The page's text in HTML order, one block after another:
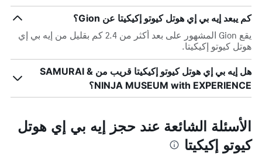
كم يبعد إيه بي إي هوتل كيوتو إكيكيتا عن Gion؟
يقع Gion المشهور على بعد أكثر من 2.4 كم بقليل من إيه بي إي
هوتل كيوتو إكيكيتا.
هل إيه بي إي هوتل كيوتو إكيكيتا قريب من SAMURAI &
NINJA MUSEUM with EXPERIENCE؟
الأسئلة الشائعة عند حجز إيه بي إي هوتل
كيوتو إكيكيتا